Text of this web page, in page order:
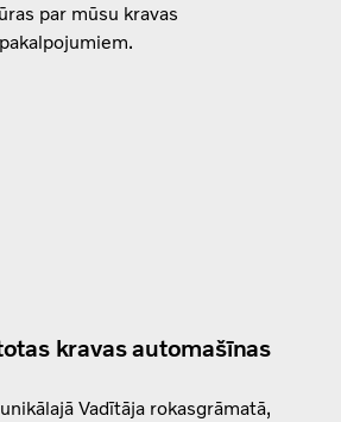
par mūsu kravas
kravas automašīnas
Vadītāja rokasgrāmatā,